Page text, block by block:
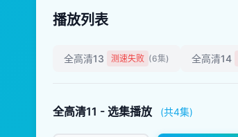
播放列表
全高清13 测速失败 (6集) 全高清14
全高清11 - 选集播放 (共4集)